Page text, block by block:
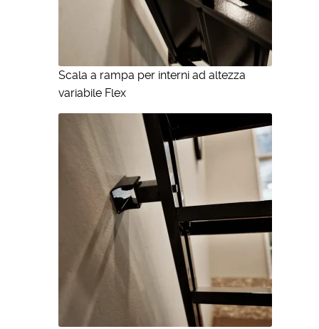
Scala a rampa per interni ad altezza
variabile Flex